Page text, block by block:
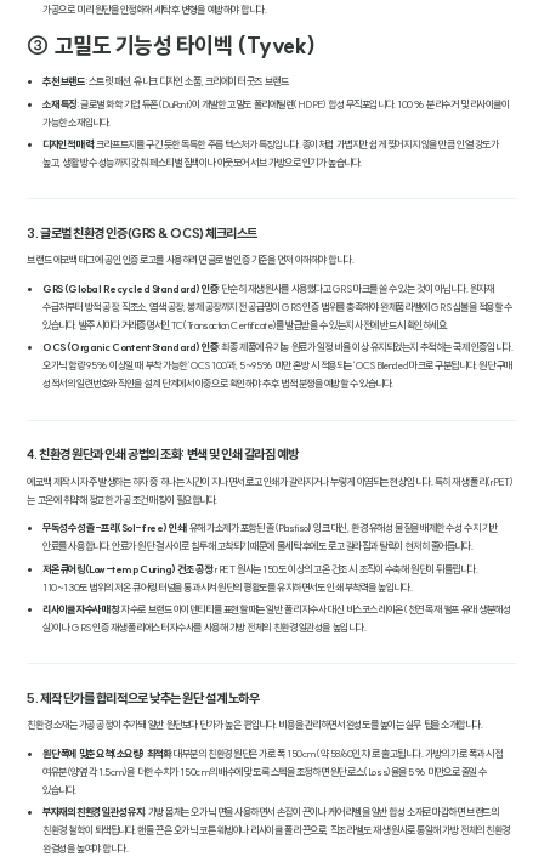
가공으로 미리 원단을 안정화해 세탁 후 변형을 예방해야 합니다.
③ 고밀도 기능성 타이벡 (Tyvek)
추천 브랜드: 스트릿 패션, 유니크 디자인 소품, 크리에이터 굿즈 브랜드
소재 특징: 글로벌 화학 기업 듀폰(DuPont)이 개발한 고밀도 폴리에틸렌(HDPE) 합성 무직포입니다. 100% 분리수거 및 리사이클이
가능한 소재입니다.
디자인적 매력: 크라프트지를 구긴 듯한 독특한 주름 텍스처가 특징입니다. 종이처럼 가볍지만 쉽게 찢어지지 않을 만큼 인열 강도가
높고, 생활 방수 성능까지 갖춰 페스티벌 짐백이나 아웃도어 서브 가방으로 인기가 높습니다.
3. 글로벌 친환경 인증(GRS & OCS) 체크리스트
브랜드 에코백 태그에 공인 인증 로고를 사용하려면 글로벌 인증 기준을 먼저 이해해야 합니다.
GRS (Global Recycled Standard) 인증: 단순히 재생 원사를 사용했다고 GRS 마크를 쓸 수 있는 것이 아닙니다. 원자재
수급처부터 방적 공장, 직조소, 염색 공장, 봉제 공장까지 전 공급망이 GRS 인증 범위를 충족해야 완제품 라벨에 GRS 심볼을 적용할 수
있습니다. 발주 시마다 거래증명서인 TC(Transaction Certificate)를 발급받을 수 있는지 사전에 반드시 확인하세요.
OCS (Organic Content Standard) 인증: 최종 제품에 유기농 원료가 일정 비율 이상 유지되었는지 추적하는 국제 인증입니다.
오가닉 함량 95% 이상일 때 부착 가능한 'OCS 100'과, 5~95% 미만 혼방 시 적용되는 'OCS Blended' 마크로 구분됩니다. 원단 구매
성적서의 일련번호와 직인을 설계 단계에서 이중으로 확인해야 추후 법적 분쟁을 예방할 수 있습니다.
4. 친환경 원단과 인쇄 공법의 조화: 변색 및 인쇄 갈라짐 예방
에코백 제작 시 자주 발생하는 하자 중 하나는 '시간이 지나면서 로고 인쇄가 갈라지거나 누렇게 이염되는 현상'입니다. 특히 재생 폴리(rPET)
는 고온에 취약해 정교한 가공 조건 매칭이 필요합니다.
무독성 수성 졸-프리(Sol-free) 인쇄: 유해 가소제가 포함된 졸(Plastisol) 잉크 대신, 환경 유해성 물질을 배제한 수성 수지 기반
안료를 사용합니다. 안료가 원단 결 사이로 침투해 고착되기 때문에 물세탁 후에도 로고 갈라짐과 탈락이 현저히 줄어듭니다.
저온 큐어링(Low-temp Curing) 건조 공정: rPET 원사는 150도 이상의 고온 건조 시 조직이 수축해 원단이 뒤틀립니다.
110~130도 범위의 저온 큐어링 터널을 통과시켜 원단의 평활도를 유지하면서도 인쇄 부착력을 높입니다.
리사이클 자수사 매칭: 자수로 브랜드 아이덴티티를 표현할 때는 일반 폴리 자수사 대신 비스코스 레이온(천연 목재 펄프 유래 생분해성
실)이나 GRS 인증 재생 폴리에스터 자수사를 사용해 가방 전체의 친환경 일관성을 높입니다.
5. 제작 단가를 합리적으로 낮추는 원단 설계 노하우
친환경 소재는 가공 공정이 추가돼 일반 원단보다 단가가 높은 편입니다. 비용을 관리하면서 완성도를 높이는 실무 팁을 소개합니다.
원단 폭에 맞춘 요척(소요량) 최적화: 대부분의 친환경 원단은 가로 폭 150cm(약 58/60인치)로 출고됩니다. 가방의 가로 폭과 시접
여유분(양옆 각 1.5cm)을 더한 수치가 150cm의 배수에 맞도록 스펙을 조정하면 원단 로스(Loss)율을 5% 미만으로 줄일 수
있습니다.
부자재의 친환경 일관성 유지 : 가방 몸체는 오가닉 면을 사용하면서 손잡이 끈이나 케어 라벨을 일반 합성 소재로 마감하면 브랜드의
친환경 철학이 퇴색됩니다. 핸들 끈은 오가닉 코튼 웨빙이나 리사이클 폴리 끈으로, 직조 라벨도 재생 원사로 통일해 가방 전체의 친환경
완결성을 높여야 합니다.